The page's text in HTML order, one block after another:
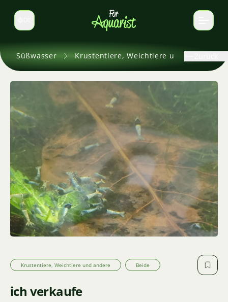
Sprache wechseln
Süßwasser Krustentiere, Weichtiere und andere
Krustentiere, Weichtiere und andere Beide
ich verkaufe